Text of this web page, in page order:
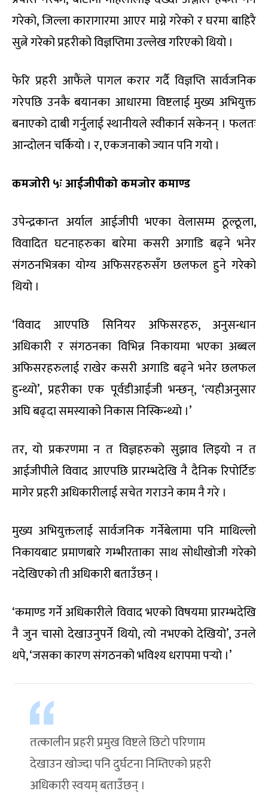
गरेको, जिल्ला कारागारमा आएर माग्ने गरेको र घरमा बाहिरै
सुत्ने गरेको प्रहरीको विज्ञप्तिमा उल्लेख गरिएको थियो ।
फेरि प्रहरी आफैंले पागल करार गर्दै विज्ञप्ति सार्वजनिक
गरेपछि उनकै बयानका आधारमा विष्टलाई मुख्य अभियुक्त
बनाएको दाबी गर्नुलाई स्थानीयले स्वीकार्न सकेनन् । फलतः
आन्दोलन चर्कियो । र, एकजनाको ज्यान पनि गयो ।
कमजोरी ५ः आईजीपीको कमजोर कमाण्ड
उपेन्द्रकान्त अर्याल आईजीपी भएका वेलासम्म ठूल्ठूला,
विवादित घटनाहरुका बारेमा कसरी अगाडि बढ्ने भनेर
संगठनभित्रका योग्य अफिसरहरुसँग छलफल हुने गरेको
थियो ।
‘विवाद आएपछि सिनियर अफिसरहरु, अनुसन्धान
अधिकारी र संगठनका विभिन्न निकायमा भएका अब्बल
अफिसरहरुलाई राखेर कसरी अगाडि बढ्ने भनेर छलफल
हुन्थ्यो’, प्रहरीका एक पूर्वडीआईजी भन्छन्, ‘त्यहीअनुसार
अघि बढ्दा समस्याको निकास निस्किन्थ्यो ।’
तर, यो प्रकरणमा न त विज्ञहरुको सुझाव लिइयो न त
आईजीपीले विवाद आएपछि प्रारम्भदेखि नै दैनिक रिपोर्टिङ
मागेर प्रहरी अधिकारीलाई सचेत गराउने काम नै गरे ।
मुख्य अभियुक्तलाई सार्वजनिक गर्नेबेलामा पनि माथिल्लो
निकायबाट प्रमाणबारे गम्भीरताका साथ सोधीखोजी गरेको
नदेखिएको ती अधिकारी बताउँछन् ।
‘कमाण्ड गर्ने अधिकारीले विवाद भएको विषयमा प्रारम्भदेखि
नै जुन चासो देखाउनुपर्ने थियो, त्यो नभएको देखियो’, उनले
थपे, ‘जसका कारण संगठनको भविश्य धरापमा पर्‍यो ।’
तत्कालीन प्रहरी प्रमुख विष्टले छिटो परिणाम
देखाउन खोज्दा पनि दुर्घटना निम्तिएको प्रहरी
अधिकारी स्वयम् बताउँछन् ।